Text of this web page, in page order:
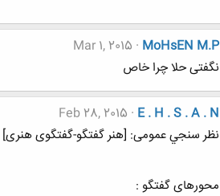
MoHsEN M.P
Mar 1, 2015
نگفتی حلا چرا خاص
E . H . S . A . N
Feb 28, 2015
نظر سنجي عمومی: [هنر گفتگو-گفتگوی هنری] - 08 - عکاسی و
محورهای گفتگو :